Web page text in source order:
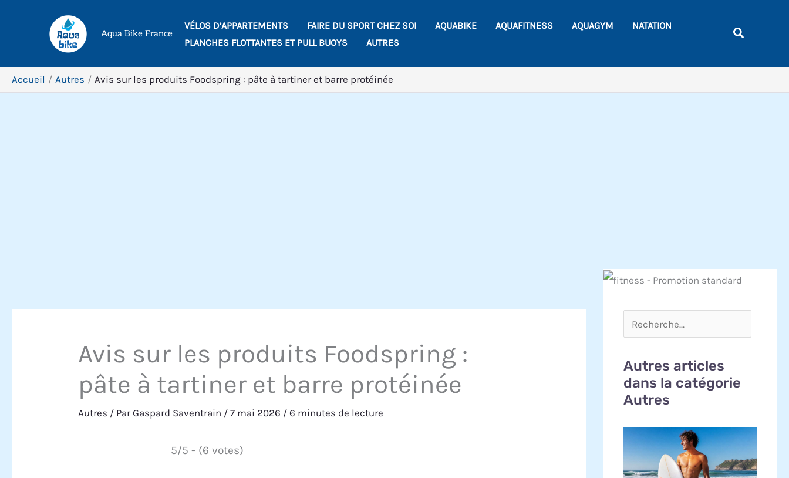
Aqua Bike France
VÉLOS D’APPARTEMENTS FAIRE DU SPORT CHEZ SOI AQUABIKE AQUAFITNESS AQUAGYM
NATATION
PLANCHES FLOTTANTES ET PULL BUOYS
AUTRES
Accueil Autres Avis sur les produits Foodspring : pâte à tartiner et barre protéinée
Avis sur les produits Foodspring :
pâte à tartiner et barre protéinée
Autres / ParGaspard Saventrain /7 mai 2026 /6 minutes de lecture
5/5 - (6 votes)
Autres articles
dans la catégorie
Autres